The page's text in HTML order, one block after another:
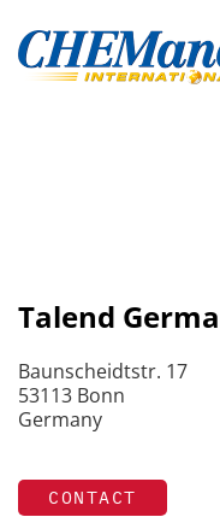
Talend
Baunscheidtstr. 17
53113 Bonn
Germany
CONTACT